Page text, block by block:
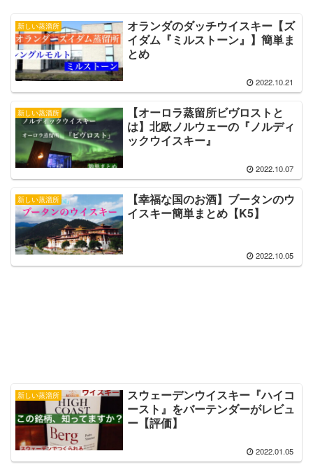
新しい蒸溜所
オランダのダッチウイスキー【ズ
イダム『ミルストーン』】簡単ま
とめ
2022.10.21
新しい蒸溜所
【オーロラ蒸留所ビヴロストと
は】北欧ノルウェーの『ノルディ
ックウイスキー』
2022.10.07
新しい蒸溜所
【幸福な国のお酒】ブータンのウ
イスキー簡単まとめ【K5】
2022.10.05
新しい蒸溜所
スウェーデンウイスキー『ハイコ
ースト』をバーテンダーがレビュ
ー【評価】
2022.01.05